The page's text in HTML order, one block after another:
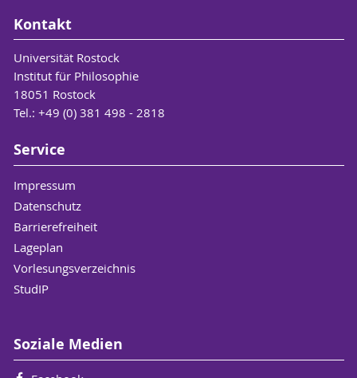
Kontakt
Universität Rostock
Institut für Philosophie
18051 Rostock
Tel.: +49 (0) 381 498 - 2818
Service
Impressum
Datenschutz
Barrierefreiheit
Lageplan
Vorlesungsverzeichnis
StudIP
Soziale Medien